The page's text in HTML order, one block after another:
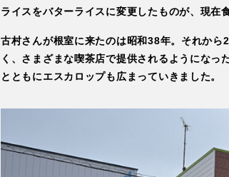
ライスをバターライスに変更したものが、現在
古村さんが根室に来たのは昭和38年。それか
く、さまざまな喫茶店で提供されるようになっ
とともにエスカロップも広まっていきました。